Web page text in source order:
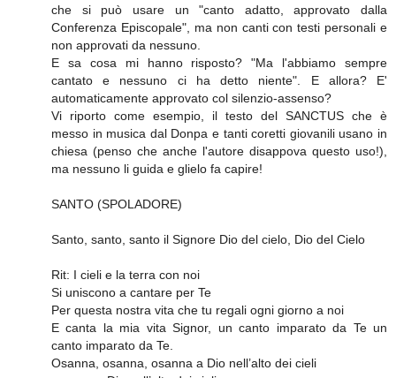
che si può usare un "canto adatto, approvato dalla
Conferenza Episcopale", ma non canti con testi personali e
non approvati da nessuno.
E sa cosa mi hanno risposto? "Ma l'abbiamo sempre
cantato e nessuno ci ha detto niente". E allora? E'
automaticamente approvato col silenzio-assenso?
Vi riporto come esempio, il testo del SANCTUS che è
messo in musica dal Donpa e tanti coretti giovanili usano in
chiesa (penso che anche l'autore disappova questo uso!),
ma nessuno li guida e glielo fa capire!
SANTO (SPOLADORE)
Santo, santo, santo il Signore Dio del cielo, Dio del Cielo
Rit: I cieli e la terra con noi
Si uniscono a cantare per Te
Per questa nostra vita che tu regali ogni giorno a noi
E canta la mia vita Signor, un canto imparato da Te un
canto imparato da Te.
Osanna, osanna, osanna a Dio nell’alto dei cieli